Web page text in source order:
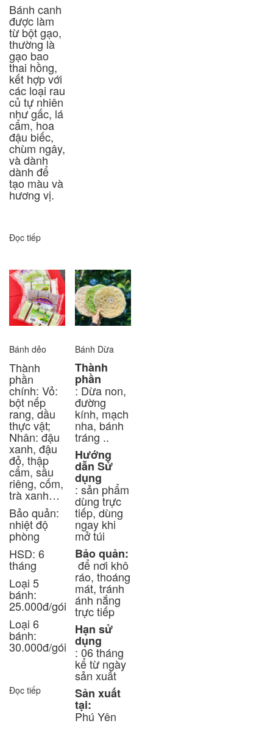
Bánh canh
được làm
từ bột gạo,
thường là
gạo bao
thai hồng,
kết hợp với
các loại rau
củ tự nhiên
như gấc, lá
cẩm, hoa
đậu biếc,
chùm ngây,
và dành
dành để
tạo màu và
hương vị.
Đọc tiếp
Bánh dẻo
Thành
phần
chính: Vỏ:
bột nếp
rang, dầu
thực vật;
Nhân: đậu
xanh, đậu
đỏ, thập
cẩm, sầu
riêng, cốm,
trà xanh…
Bảo quản:
nhiệt độ
phòng
HSD: 6
tháng
Loại 5
bánh:
25.000đ/gói
Loại 6
bánh:
30.000đ/gói
Đọc tiếp
Bánh Dừa
Thành
phần
: Dừa non,
đường
kính, mạch
nha, bánh
tráng ..
Hướng
dẫn Sử
dụng
: sản phẩm
dùng trực
tiếp, dùng
ngay khi
mở túi
Bảo quản:
để nơi khô
ráo, thoáng
mát, tránh
ánh nắng
trực tiếp
Hạn sử
dụng
: 06 tháng
kể từ ngày
sản xuất
Sản xuất
tại:
Phú Yên